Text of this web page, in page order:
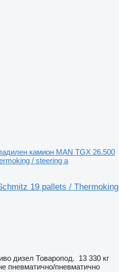
камион MAN TGX 26.500
/ steering a
19 pallets / Thermoking
дизел Товаропод. 13 330 кг
пневматично/пневматично